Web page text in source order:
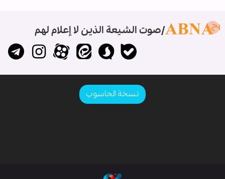
صوت الشيعة الذين لا إعلام لهم
نسخة الحاسوب